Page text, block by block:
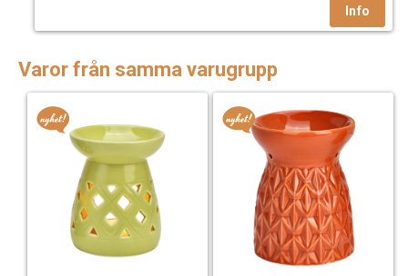
Varor från samma varugrupp